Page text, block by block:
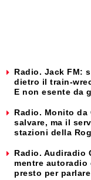
Radio. Jack FM:
dietro il train-
E non esente da
Radio. Monito da
salvare, ma il
stazioni della
Radio. Audiradio
mentre
presto per